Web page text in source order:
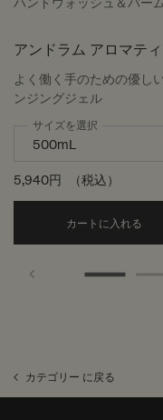
アンドラム アロマティ
ハンドウォッシュ
よく働く手のための優し
ンジングジェル
サイズを選択
5,940円 （税込）
カートに入れる
カテゴリー に戻る